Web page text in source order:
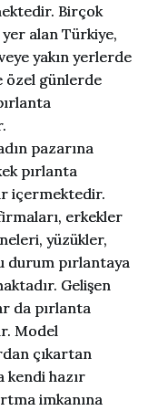
Birçok
alan Türkiye,
yakın yerlerde
özel günlerde
pazarına
pırlanta
içermektedir.
erkekler
yüzükler,
durum pırlantaya
Gelişen
da pırlanta
Model
çıkartan
kendi hazır
imkanına